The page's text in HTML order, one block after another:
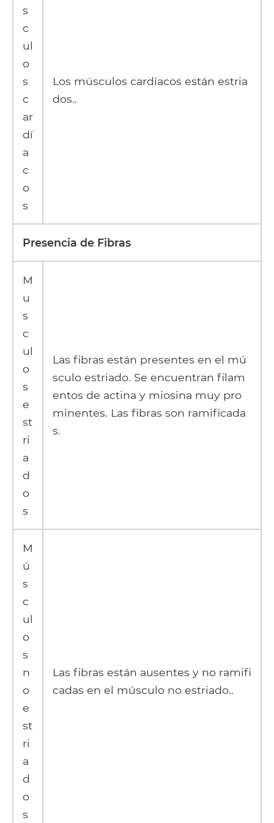
s
c
ul
o
s
c
ar
dí
a
c
o
s
Los músculos cardíacos están estria
dos..
Presencia de Fibras
M
u
s
c
ul
o
s
e
st
ri
a
d
o
s
Las fibras están presentes en el mú
sculo estriado. Se encuentran filam
entos de actina y miosina muy pro
minentes. Las fibras son ramificada
s.
M
ú
s
c
ul
o
s
n
o
e
st
ri
a
d
o
s
Las fibras están ausentes y no ramifi
cadas en el músculo no estriado..